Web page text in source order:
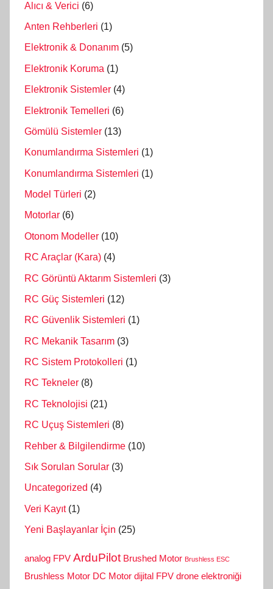
Alıcı & Verici (6)
Anten Rehberleri (1)
Elektronik & Donanım (5)
Elektronik Koruma (1)
Elektronik Sistemler (4)
Elektronik Temelleri (6)
Gömülü Sistemler (13)
Konumlandırma Sistemleri (1)
Konumlandırma Sistemleri (1)
Model Türleri (2)
Motorlar (6)
Otonom Modeller (10)
RC Araçlar (Kara) (4)
RC Görüntü Aktarım Sistemleri (3)
RC Güç Sistemleri (12)
RC Güvenlik Sistemleri (1)
RC Mekanik Tasarım (3)
RC Sistem Protokolleri (1)
RC Tekneler (8)
RC Teknolojisi (21)
RC Uçuş Sistemleri (8)
Rehber & Bilgilendirme (10)
Sık Sorulan Sorular (3)
Uncategorized (4)
Veri Kayıt(1)
Yeni Başlayanlar İçin (25)
analog FPV ArduPilot Brushed Motor Brushless ESC
Brushless Motor DC Motor dijital FPV drone elektroniği